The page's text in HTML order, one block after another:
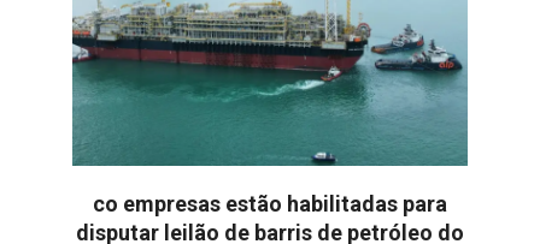
co empresas estão habilitadas para
disputar leilão de barris de petróleo do